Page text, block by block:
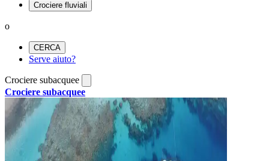
Crociere fluviali
o
CERCA
Serve aiuto?
Crociere subacquee
Crociere subacquee